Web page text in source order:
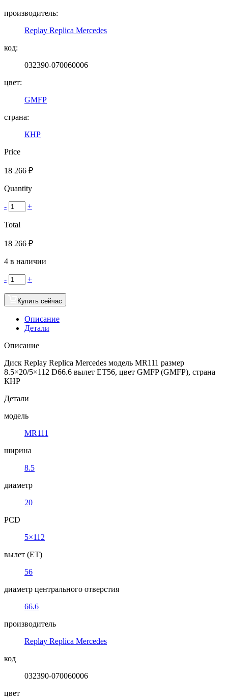
производитель:
Replay Replica Mercedes
код:
032390-070060006
цвет:
GMFP
страна:
КНР
Price
18 266 ₽
Quantity
- +
Total
18 266 ₽
4 в наличии
- +
Купить сейчас
Описание
Детали
Описание
Диск Replay Replica Mercedes модель MR111 размер
8.5×20/5×112 D66.6 вылет ET56, цвет GMFP (GMFP), страна
КНР
Детали
модель
MR111
ширина
8.5
диаметр
20
PCD
5×112
вылет (ET)
56
диаметр центрального отверстия
66.6
производитель
Replay Replica Mercedes
код
032390-070060006
цвет